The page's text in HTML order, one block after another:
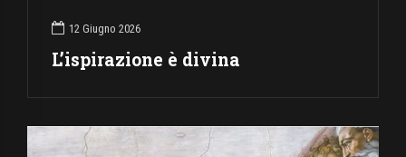
12 Giugno 2026
L’ispirazione è divina